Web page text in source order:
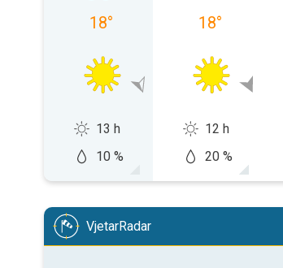
18°
13 h
10 %
18°
12 h
20 %
VjetarRadar